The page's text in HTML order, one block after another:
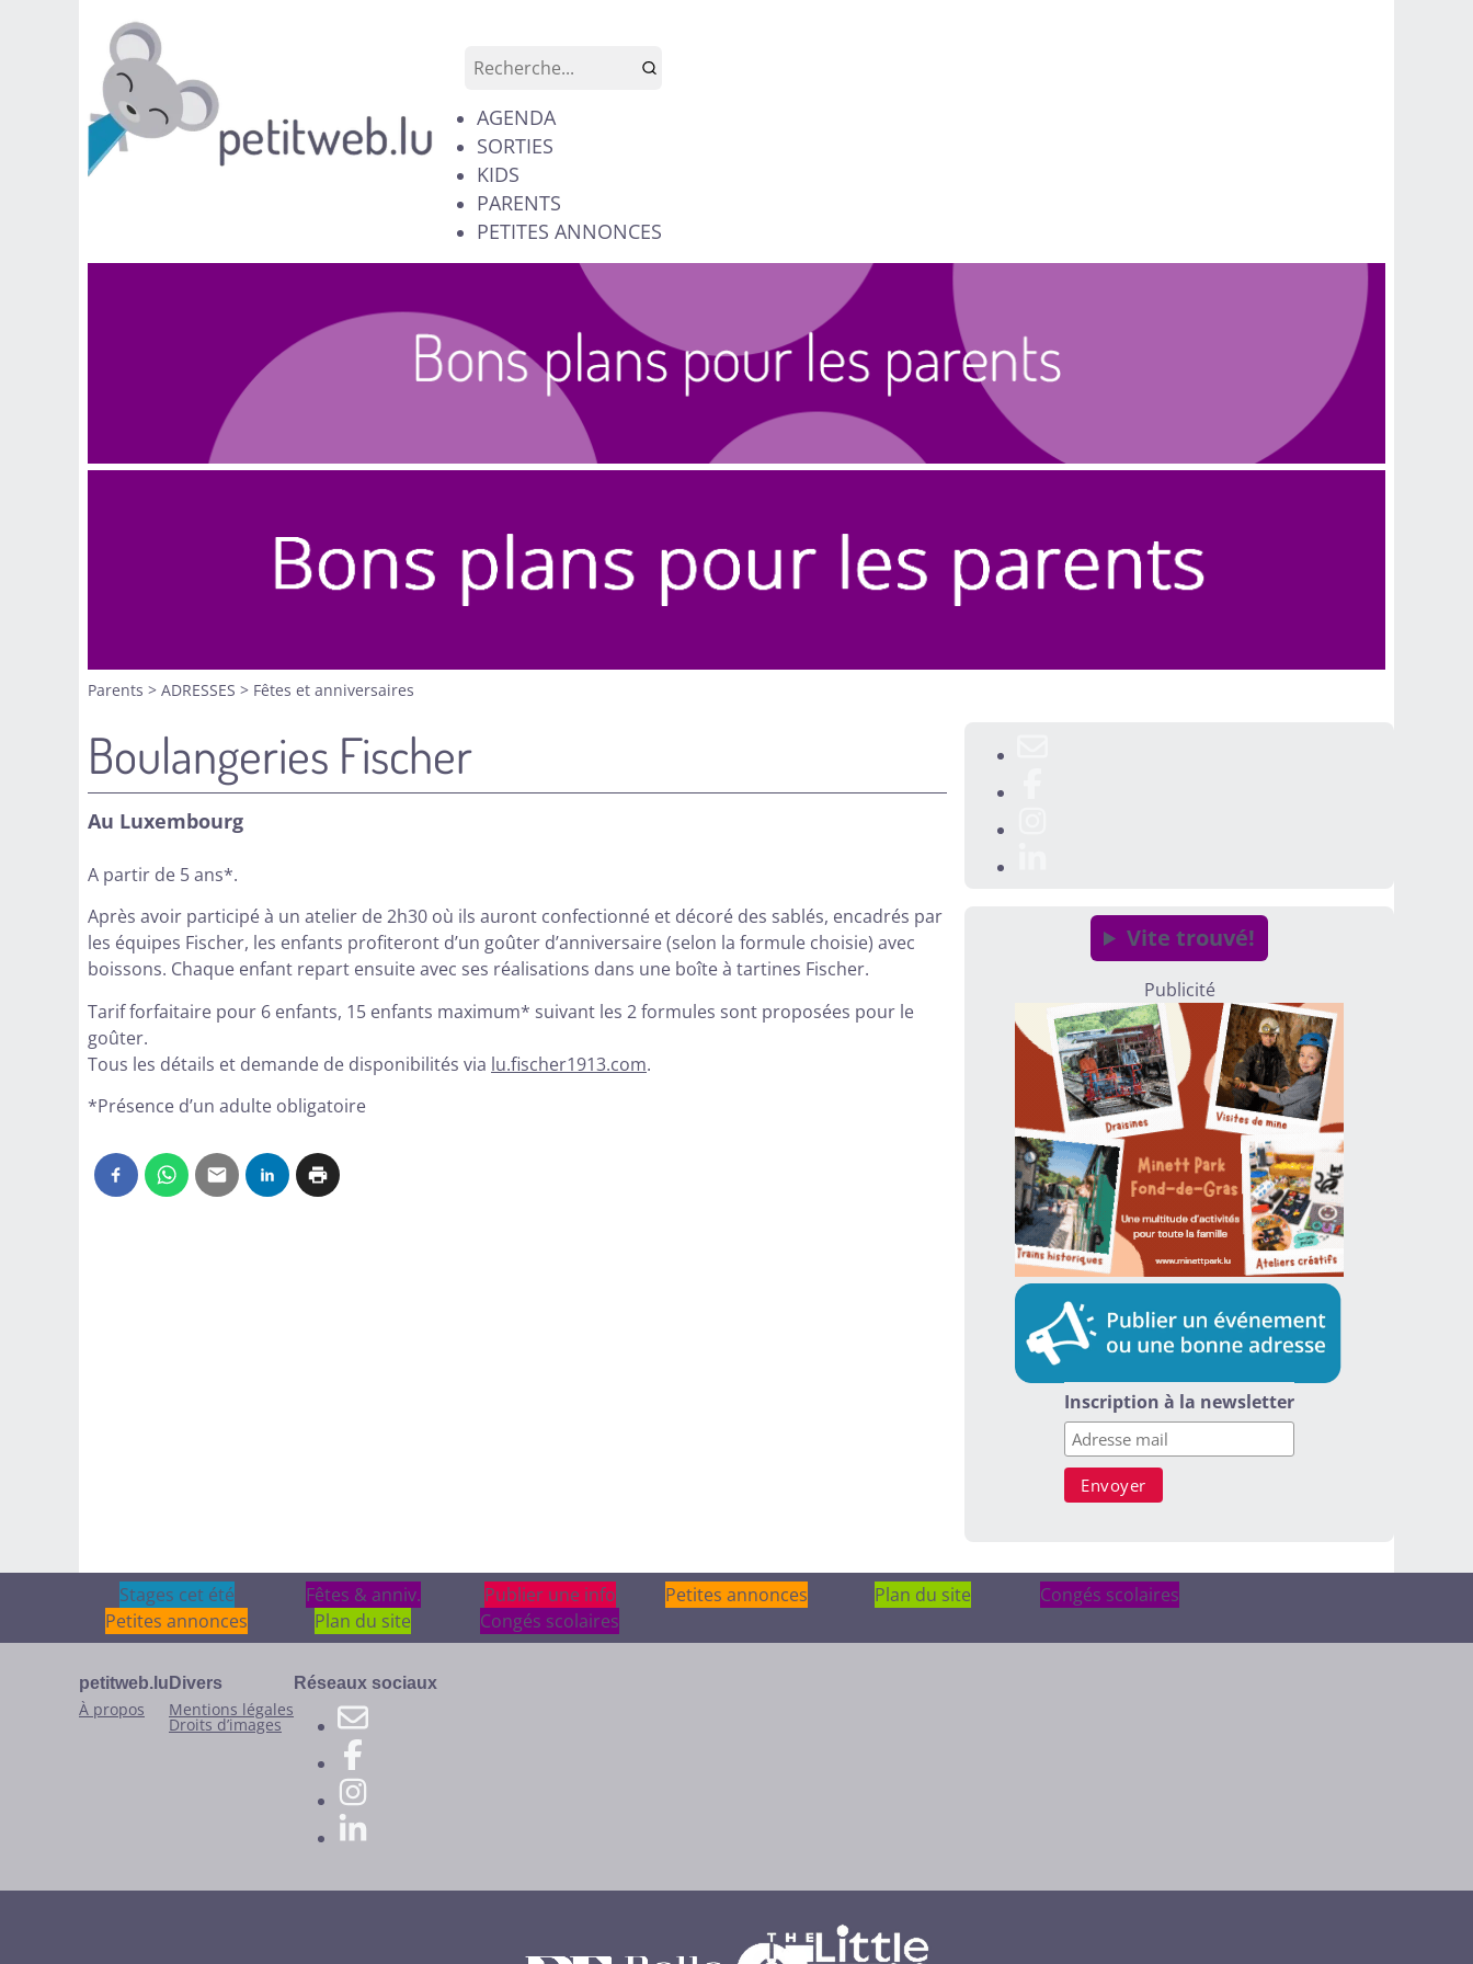
AGENDA
SORTIES
KIDS
PARENTS
PETITES ANNONCES
Parents > ADRESSES > Fêtes et anniversaires
Boulangeries Fischer
Au Luxembourg
A partir de 5 ans*.
Après avoir participé à un atelier de 2h30 où ils auront confectionné et décoré des sablés, encadrés par
les équipes Fischer, les enfants profiteront d’un goûter d’anniversaire (selon la formule choisie) avec
boissons. Chaque enfant repart ensuite avec ses réalisations dans une boîte à tartines Fischer.
Tarif forfaitaire pour 6 enfants, 15 enfants maximum* suivant les 2 formules sont proposées pour le
goûter.
Tous les détails et demande de disponibilités via lu.fischer1913.com.
*Présence d’un adulte obligatoire
Vite trouvé!
Publicité
Inscription à la newsletter
Stages cet été
Stages cet été Fêtes & anniv.
Fêtes & anniv. Publier une info
Publier une info
Petites annonces
Petites annonces
Plan du site
Plan du site
Congés scolaires
Congés scolaires
petitweb.lu
À propos
Divers
Mentions légales
Droits d’images
Réseaux sociaux